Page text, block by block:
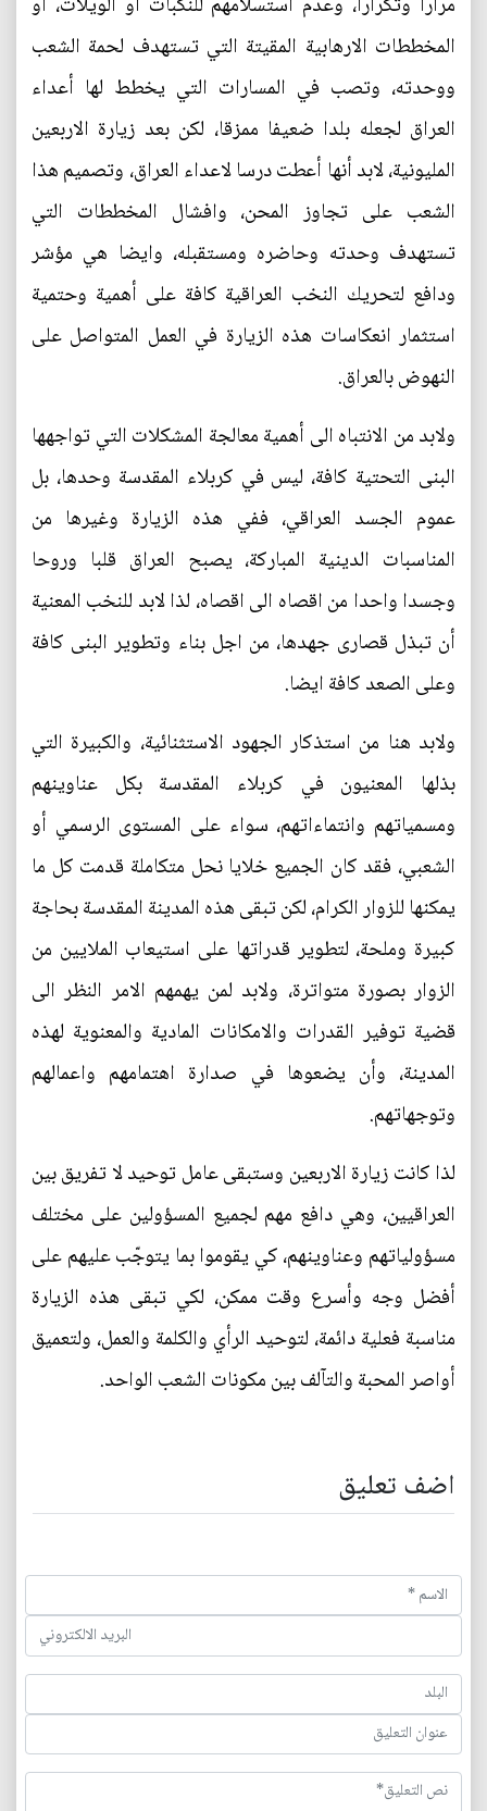
المخططات الارهابية المقيتة التي تستهدف لحمة الشعب
ووحدته، وتصب في المسارات التي يخطط لها أعداء
العراق لجعله بلدا ضعيفا ممزقا، لكن بعد زيارة الاربعين
المليونية، لابد أنها أعطت درسا لاعداء العراق، وتصميم هذا
الشعب على تجاوز المحن، وافشال المخططات التي
تستهدف وحدته وحاضره ومستقبله، وايضا هي مؤشر
ودافع لتحريك النخب العراقية كافة على أهمية وحتمية
استثمار انعكاسات هذه الزيارة في العمل المتواصل على
النهوض بالعراق.
ولابد من الانتباه الى أهمية معالجة المشكلات التي تواجهها
البنى التحتية كافة، ليس في كربلاء المقدسة وحدها، بل
عموم الجسد العراقي، ففي هذه الزيارة وغيرها من
المناسبات الدينية المباركة، يصبح العراق قلبا وروحا
وجسدا واحدا من اقصاه الى اقصاه، لذا لابد للنخب المعنية
أن تبذل قصارى جهدها، من اجل بناء وتطوير البنى كافة
وعلى الصعد كافة ايضا.
ولابد هنا من استذكار الجهود الاستثنائية، والكبيرة التي
بذلها المعنيون في كربلاء المقدسة بكل عناوينهم
ومسمياتهم وانتماءاتهم، سواء على المستوى الرسمي أو
الشعبي، فقد كان الجميع خلايا نحل متكاملة قدمت كل ما
يمكنها للزوار الكرام، لكن تبقى هذه المدينة المقدسة بحاجة
كبيرة وملحة، لتطوير قدراتها على استيعاب الملايين من
الزوار بصورة متواترة، ولابد لمن يهمهم الامر النظر الى
قضية توفير القدرات والامكانات المادية والمعنوية لهذه
المدينة، وأن يضعوها في صدارة اهتمامهم واعمالهم
وتوجهاتهم.
لذا كانت زيارة الاربعين وستبقى عامل توحيد لا تفريق بين
العراقيين، وهي دافع مهم لجميع المسؤولين على مختلف
مسؤولياتهم وعناوينهم، كي يقوموا بما يتوجّب عليهم على
أفضل وجه وأسرع وقت ممكن، لكي تبقى هذه الزيارة
مناسبة فعلية دائمة، لتوحيد الرأي والكلمة والعمل، ولتعميق
أواصر المحبة والتآلف بين مكونات الشعب الواحد.
اضف تعليق